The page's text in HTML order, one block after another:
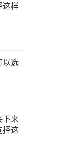
这样
以选
下来
择这